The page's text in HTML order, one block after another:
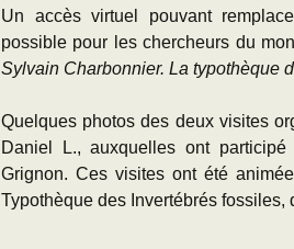
Un accès virtuel pouvant
possible pour les chercheurs du
Sylvain Charbonnier. La typothèque
Quelques photos des deux visites
Daniel L., auxquelles ont
Grignon. Ces visites ont été
Typothèque des Invertébrés